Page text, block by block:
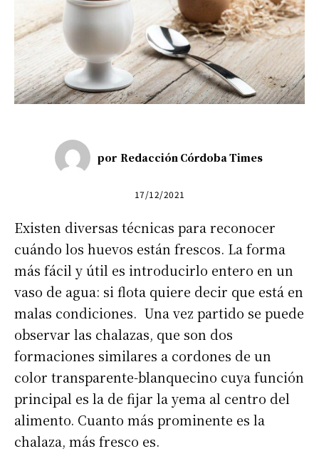
por Redacción Córdoba Times
17/12/2021
Existen diversas técnicas para reconocer
cuándo los huevos están frescos. La forma
más fácil y útil es introducirlo entero en un
vaso de agua: si flota quiere decir que está en
malas condiciones. Una vez partido se puede
observar las chalazas, que son dos
formaciones similares a cordones de un
color transparente-blanquecino cuya función
principal es la de fijar la yema al centro del
alimento. Cuanto más prominente es la
chalaza, más fresco es.